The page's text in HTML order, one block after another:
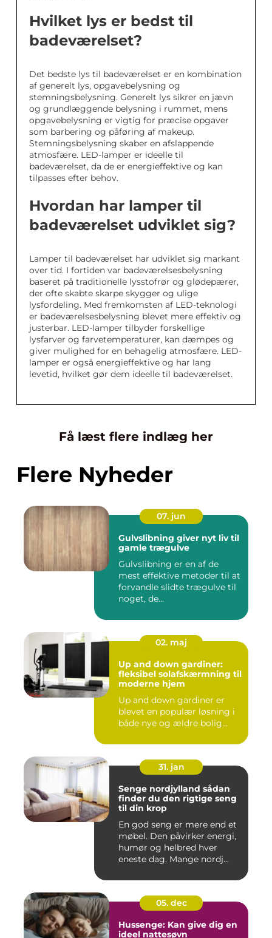
Hvilket lys er bedst til
badeværelset?
Det bedste lys til badeværelset er en kombination
af generelt lys, opgavebelysning og
stemningsbelysning. Generelt lys sikrer en jævn
og grundlæggende belysning i rummet, mens
opgavebelysning er vigtig for præcise opgaver
som barbering og påføring af makeup.
Stemningsbelysning skaber en afslappende
atmosfære. LED-lamper er ideelle til
badeværelset, da de er energieffektive og kan
tilpasses efter behov.
Hvordan har lamper til
badeværelset udviklet sig?
Lamper til badeværelset har udviklet sig markant
over tid. I fortiden var badeværelsesbelysning
baseret på traditionelle lysstofrør og glødepærer,
der ofte skabte skarpe skygger og ulige
lysfordeling. Med fremkomsten af LED-teknologi
er badeværelsesbelysning blevet mere effektiv og
justerbar. LED-lamper tilbyder forskellige
lysfarver og farvetemperaturer, kan dæmpes og
giver mulighed for en behagelig atmosfære. LED-
lamper er også energieffektive og har lang
levetid, hvilket gør dem ideelle til badeværelset.
Få læst flere indlæg her
Flere Nyheder
07. jun
Gulvslibning giver nyt liv til
gamle trægulve
Gulvslibning er en af de
mest effektive metoder til at
forvandle slidte trægulve til
noget, de...
02. maj
Up and down gardiner:
fleksibel solafskærmning til
moderne hjem
Up and down gardiner er
blevet en populær løsning i
både nye og ældre bolig...
31. jan
Senge nordjylland sådan
finder du den rigtige seng
til din krop
En god seng er mere end et
møbel. Den påvirker energi,
humør og helbred hver
eneste dag. Mange nordj...
05. dec
Hussenge: Kan give dig en
ideel nattesøvn